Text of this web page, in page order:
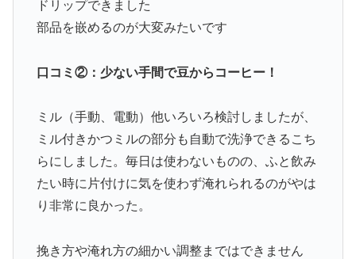
ドリップできました
部品を嵌めるのが大変みたいです
口コミ②：少ない手間で豆からコーヒー！
ミル（手動、電動）他いろいろ検討しましたが、
ミル付きかつミルの部分も自動で洗浄できるこち
らにしました。毎日は使わないものの、ふと飲み
たい時に片付けに気を使わず淹れられるのがやは
り非常に良かった。
挽き方や淹れ方の細かい調整まではできません